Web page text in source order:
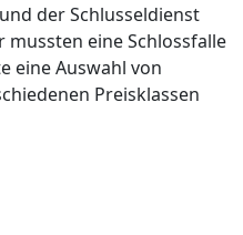
der Schlusseldienst
mussten eine Schlossfalle
eine Auswahl von
Preisklassen